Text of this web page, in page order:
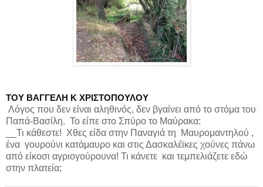
ΤΟΥ ΒΑΓΓΕΛΗ Κ ΧΡΙΣΤΟΠΟΥΛΟΥ
Λόγος που δεν είναι αληθινός, δεν βγαίνει από το στόμα του
Παπά-Βασίλη. Το είπε στο Σπύρο το Μαύρακα:
__Τι κάθεστε! Χθες είδα στην Παναγιά τη
Μαυρομαντηλού ,
ένα γουρούνι κατάμαυρο και στις Δασκαλέϊκες χούνες πάνω
από είκοσι αγριογούρουνα! Τι κάνετε και τεμπελιάζετε εδώ
στην πλατεία;